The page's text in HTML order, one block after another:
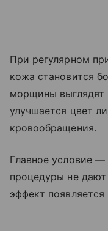
При регулярном
кожа становится
морщины
улучшается цвет
кровообращения.
Главное условие
процедуры не дают
эффект появляется